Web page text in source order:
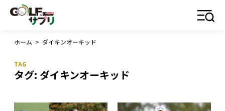
ホーム > ダイキンオーキッド
タグ: ダイキンオーキッド